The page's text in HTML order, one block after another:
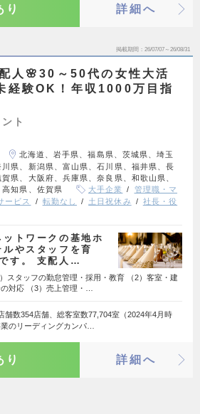
り 詳細へ
掲載期間 26/07/07～26/08/31
人🌸30～50代の女性大活
経験OK！年収1000万目指
ト
北海道、岩手県、福島県、茨城県、埼玉
県、新潟県、富山県、石川県、福井県、長
県、大阪府、兵庫県、奈良県、和歌山県、
知県、佐賀県
大手企業
管理職・マ
ービス 転勤なし 土日祝休み
社長・役
ットワークの基地ホ
やスタッフを育
す。 支配人…
スタッフの勤怠管理・採用・教育 （2）客室・建
対応 （3）売上管理・…
舗数354店舗、総客室数77,704室（2024年4月時
のリーディングカンパ…
り 詳細へ